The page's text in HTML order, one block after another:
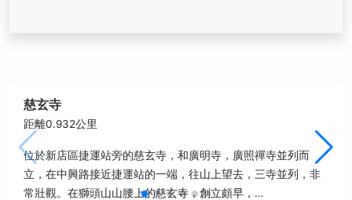
慈玄寺
距離0.932公里
位於新店區捷運站旁的慈玄寺，和廣明寺，廣照禪寺並列而
立，在中興路接近捷運站的一端，往山上望去，三寺並列，非
常壯觀。在獅頭山山腰上的慈玄寺，創立頗早，…